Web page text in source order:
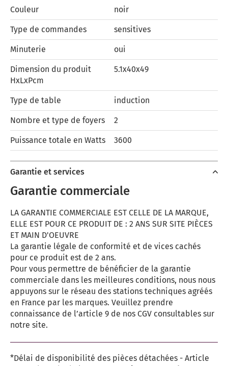
Couleur noir
Type de commandes sensitives
Minuterie oui
Dimension du produit
HxLxPcm
5.1x40x49
Type de table induction
Nombre et type de foyers 2
Puissance totale en Watts 3600
Garantie et services
Garantie commerciale
LA GARANTIE COMMERCIALE EST CELLE DE LA MARQUE,
ELLE EST POUR CE PRODUIT DE : 2 ANS SUR SITE PIÈCES
ET MAIN D'OEUVRE
La garantie légale de conformité et de vices cachés
pour ce produit est de 2 ans.
Pour vous permettre de bénéficier de la garantie
commerciale dans les meilleures conditions, nous nous
appuyons sur le réseau des stations techniques agréés
en France par les marques. Veuillez prendre
connaissance de l’article 9 de nos CGV consultables sur
notre site.
*Délai de disponibilité des pièces détachées - Article